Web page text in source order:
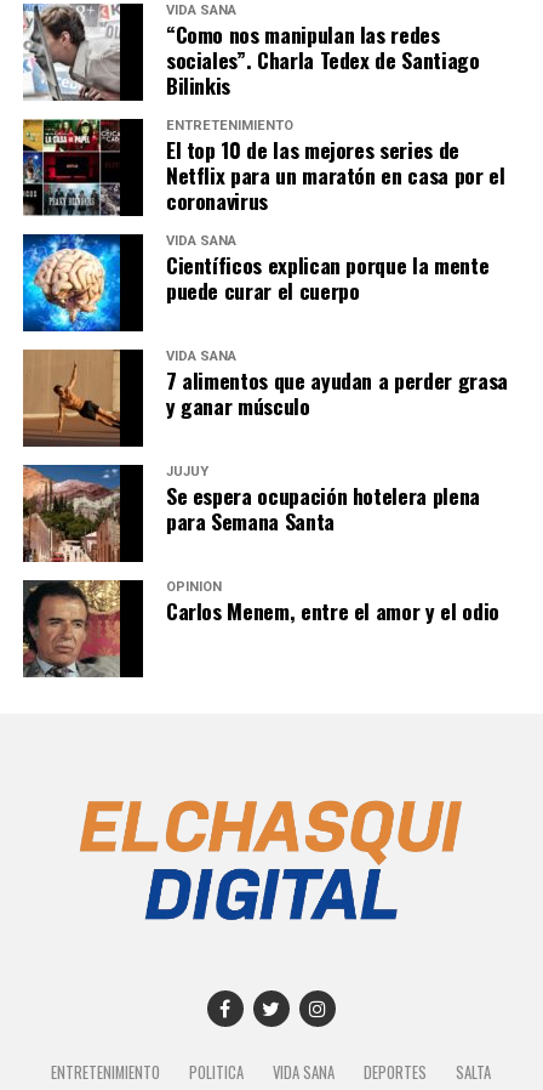
VIDA SANA
“Como nos manipulan las redes
sociales”. Charla Tedex de Santiago
Bilinkis
ENTRETENIMIENTO
El top 10 de las mejores series de
Netflix para un maratón en casa por el
coronavirus
VIDA SANA
Científicos explican porque la mente
puede curar el cuerpo
VIDA SANA
7 alimentos que ayudan a perder grasa
y ganar músculo
JUJUY
Se espera ocupación hotelera plena
para Semana Santa
OPINIÓN
Carlos Menem, entre el amor y el odio
ENTRETENIMIENTO POLITICA VIDA SANA DEPORTES SALTA